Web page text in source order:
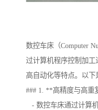
数控车床（Computer
过计算机程序控制加工
高自动化等特点。以下
### 1. **高精度与高重
- 数控车床通过计算